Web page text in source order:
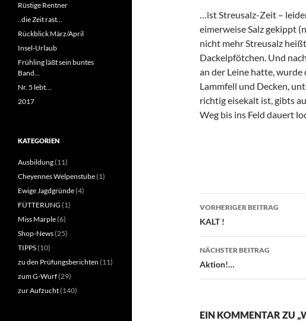
…ist Streusalz-Zeit –
eimerweise Salz gekippt
nicht mehr Streusalz
Dackelpfötchen. Und
an der Leine hatte,
Lammfell und Decken,
richtig eisekalt ist, gibts
Weg bis ins Feld dauert
VORHERIGER BEITRAG
KALT !
NÄCHSTER BEITRAG
Aktion!…
EIN KOMMENTAR ZU
Rüstige Rentner
..die Zeit rast…
Rückblick März/April
Insel-Urlaub
Frühling läßt sein buntes
Band…
Nr. 5 lebt…
2017
KATEGORIEN
Ausbildung(11)
Cheyennes Welpenstube(1)
Ewige Jagdgründe(4)
FÜTTERUNG (1)
Miss Marple(6)
Shop-News(25)
TIPPS(10)
zu den Prüfungsberichten (11)
zum G-Wurf(29)
zur Aufzucht(140)